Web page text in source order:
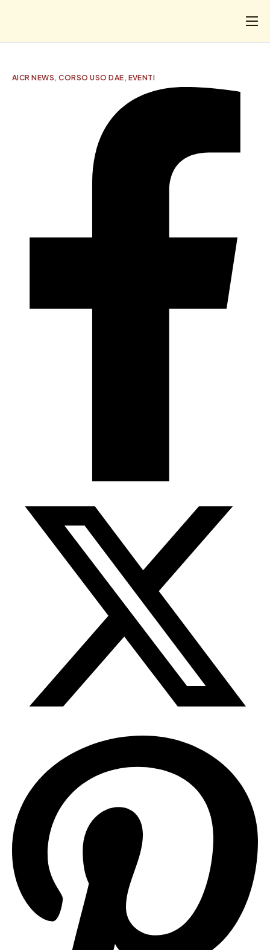
CHI
AICR NEWS,CORSO USO DAE, EVENTI